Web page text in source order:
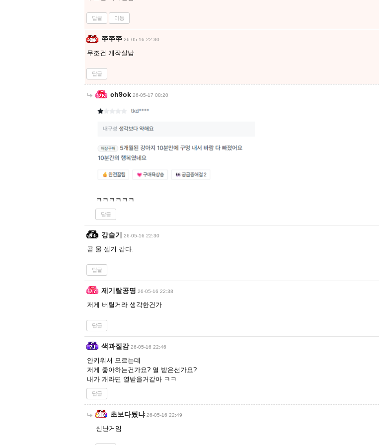
답글 이동
쭈쭈쭈 26-05-16 22:30
무조건 개작살남
답글
ch9ok 26-05-17 08:20
ㅋㅋㅋㅋㅋㅋ
답글
강슬기 26-05-16 22:30
곧 물 셀거 같다.
답글
제기랄공명 26-05-16 22:38
저게 버틸거라 생각한건가
답글
색과질감 26-05-16 22:46
안키워서 모르는데
저게 좋아하는건가요? 열 받은선가요?
내가 개라면 열받을거같아 ㅋㅋ
답글
초보다됬냐 26-05-16 22:49
신난거임